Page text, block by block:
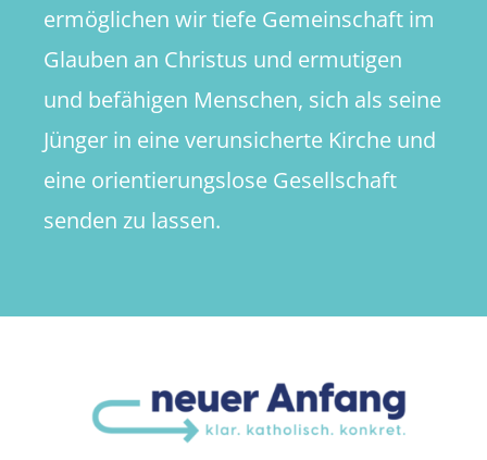
ermöglichen wir tiefe Gemeinschaft im
Glauben an Christus und ermutigen
und befähigen Menschen, sich als seine
Jünger in eine verunsicherte Kirche und
eine orientierungslose Gesellschaft
senden zu lassen.